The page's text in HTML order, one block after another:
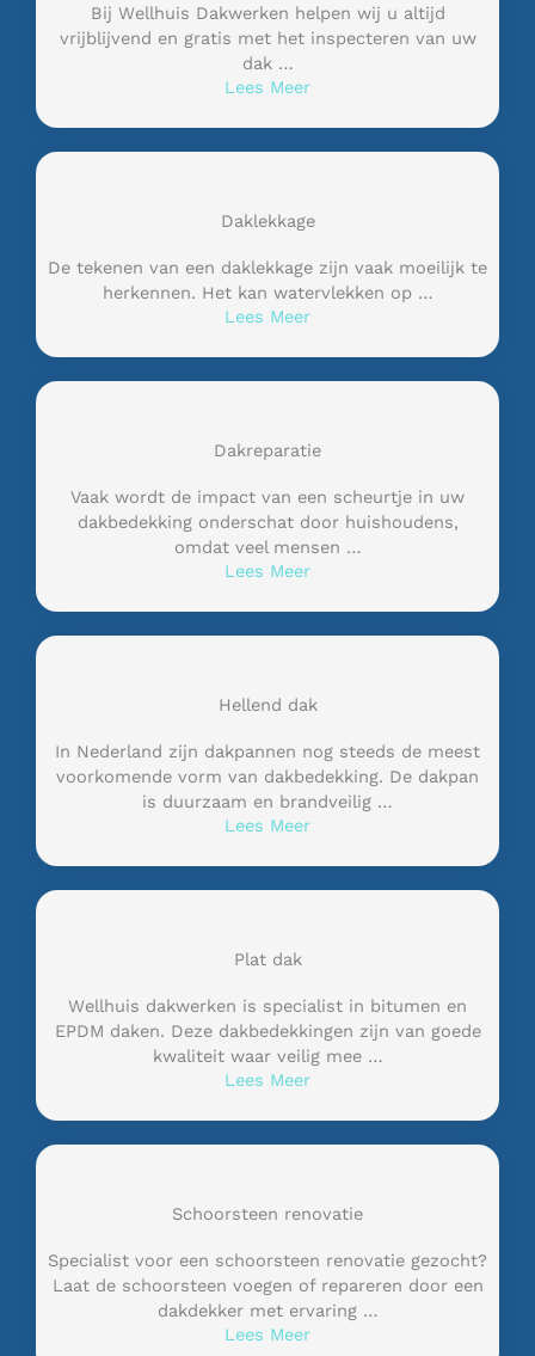
Bij Wellhuis Dakwerken helpen wij u altijd
vrijblijvend en gratis met het inspecteren van uw
dak …
Lees Meer
Daklekkage
De tekenen van een daklekkage zijn vaak moeilijk te
herkennen. Het kan watervlekken op …
Lees Meer
Dakreparatie
Vaak wordt de impact van een scheurtje in uw
dakbedekking onderschat door huishoudens,
omdat veel mensen …
Lees Meer
Hellend dak
In Nederland zijn dakpannen nog steeds de meest
voorkomende vorm van dakbedekking. De dakpan
is duurzaam en brandveilig …
Lees Meer
Plat dak
Wellhuis dakwerken is specialist in bitumen en
EPDM daken. Deze dakbedekkingen zijn van goede
kwaliteit waar veilig mee …
Lees Meer
Schoorsteen renovatie
Specialist voor een schoorsteen renovatie gezocht?
Laat de schoorsteen voegen of repareren door een
dakdekker met ervaring …
Lees Meer